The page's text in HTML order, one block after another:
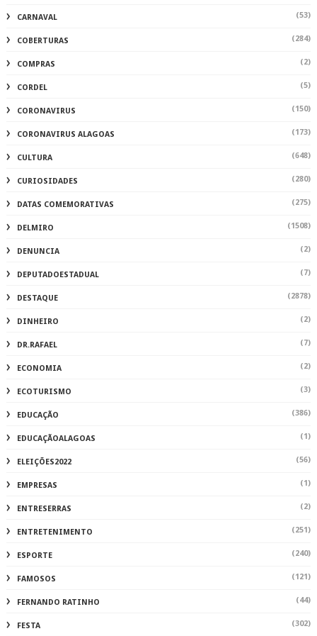
CARNAVAL (53)
COBERTURAS (284)
COMPRAS (2)
CORDEL (5)
CORONAVIRUS (150)
CORONAVIRUS ALAGOAS (173)
CULTURA (648)
CURIOSIDADES (280)
DATAS COMEMORATIVAS (275)
DELMIRO (1508)
DENUNCIA (2)
DEPUTADOESTADUAL (7)
DESTAQUE (2878)
DINHEIRO (2)
DR.RAFAEL (7)
ECONOMIA (2)
ECOTURISMO (3)
EDUCAÇÃO (386)
EDUCAÇÃOALAGOAS (1)
ELEIÇÕES2022 (56)
EMPRESAS (1)
ENTRESERRAS (2)
ENTRETENIMENTO (251)
ESPORTE (240)
FAMOSOS (121)
FERNANDO RATINHO (44)
FESTA (302)